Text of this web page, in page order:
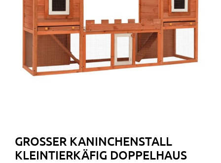
GROSSER KANINCHENSTALL K
LEINTIERKÄFIG DOPPELHAUS